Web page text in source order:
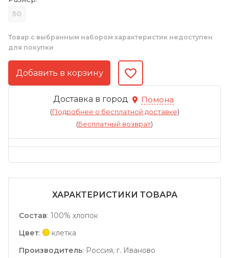
50
Товар с выбранным набором характеристик недоступен
для покупки
Доставка в город Помона
(Подробнее о бесплатной доставке)
(Бесплатный возврат)
ХАРАКТЕРИСТИКИ ТОВАРА
Состав: 100% хлопок
Цвет:
клетка
Производитель: Россия, г. Иваново